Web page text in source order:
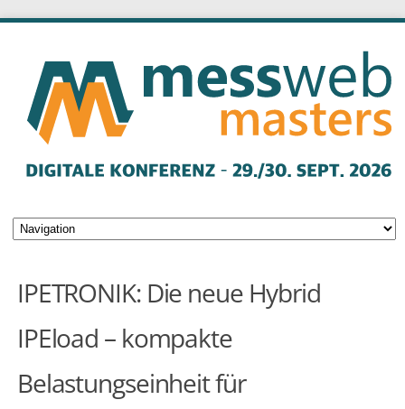
IPETRONIK: Die neue Hybrid
IPEload – kompakte
Belastungseinheit für